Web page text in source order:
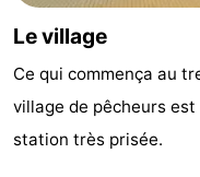
Le village
Ce qui commença au
village de pêcheurs
station très prisée.